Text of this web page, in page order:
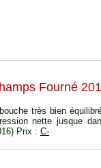
Fourné
très bien
nette jusque
Prix : C-